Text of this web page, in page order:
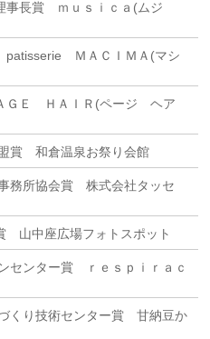
事長賞 ｍｕｓｉｃａ(ムジ
patisserie ＭＡＣＩＭＡ(マシ
ＧＥ ＨＡＩＲ(ページ ヘア
賞 和倉温泉お祭り会館
務所協会賞 株式会社タッセ
山中座広場フォトスポット
センター賞 ｒｅｓｐｉｒａｃ
くり技術センター賞 甘納豆か